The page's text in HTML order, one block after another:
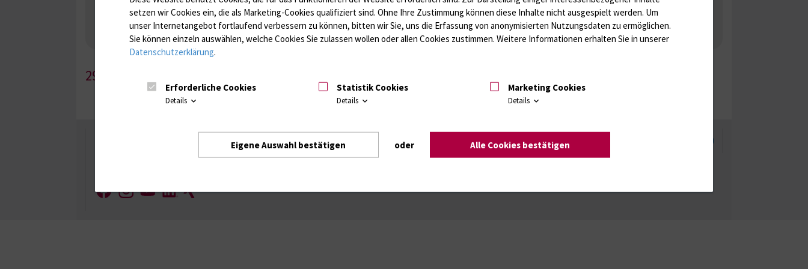
Nebenniere / Niere; Nebenschilddrüse ( Ca-Stoffwechsel / Knochen; Hypophyse / Wachstum; Gestroinaltrakt / Vitamine; Gonaden / Zyklus / Sterilität
Infektionsserologie
Allergiediagnostik Immunologie
Autoimmundiagnostik
Antibiotika, Zystostatika, Immunsuppressiva, Amaleptika, Bronchospasmolytika, Antiepileptika, Kardiaka, Psychpharmaka
Molekulare Diagnostik
290-1
FacebookInstagramYouTubeLinkedIn
Xing
Intranet Login (für Studenten) Impressum Datenschutzhinweise
setzen wir Cookies ein, die als Marketing-Cookies qualifiziert sind. Ohne Ihre Zustimmung können diese Inhalte nicht ausgespielt werden. Um
unser Internetangebot fortlaufend verbessern zu können, bitten wir Sie, uns die Erfassung von anonymisierten Nutzungsdaten zu ermöglichen.
Sie können einzeln auswählen, welche Cookies Sie zulassen wollen oder allen Cookies zustimmen. Weitere Informationen erhalten Sie in unserer
Datenschutzerklärung.
Erforderliche Cookies
Details
Statistik Cookies
Details
Marketing Cookies
Details
Eigene Auswahl bestätigen oder Alle Cookies bestätigen